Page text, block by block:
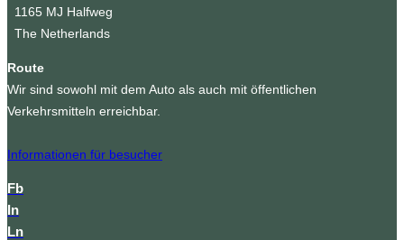
1165 MJ Halfweg
The Netherlands
Route
Wir sind sowohl mit dem Auto als auch mit öffentlichen
Verkehrsmitteln erreichbar.
Informationen für besucher
Fb
In
Ln